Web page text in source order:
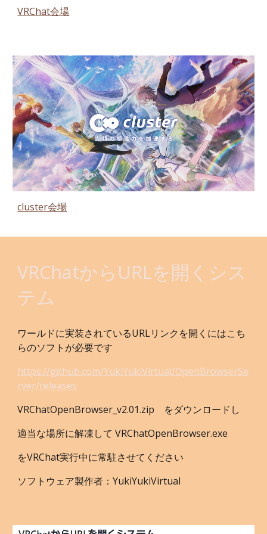
VRChat会場
cluster会場
VRChatからURLを開くシス
テム
ワールドに実装されているURLリンクを開くにはこち
らのソフトが必要です
https://github.com/YukiYukiVirtual/OpenBrowserSe
rver/releases
VRChatOpenBrowser_v2.01.zip
をダウンロードし
適当な場所に解凍して VRChatOpenBrowser.exe
をVRChat実行中に常駐させてください
ソフトウェア製作者：YukiYukiVirtual